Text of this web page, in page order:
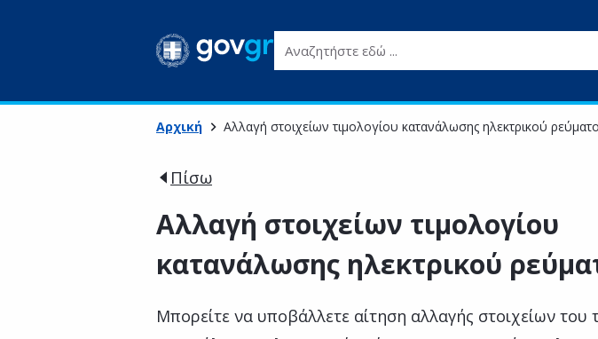
Αναζητήστε εδώ ...
Αρχική Αλλαγή στοιχείων τιμολογίου κατανάλωσης ηλεκτρικού
Πίσω
Αλλαγή στοιχείων τιμολογίου
κατανάλωσης ηλεκτρικού
Μπορείτε να υποβάλλετε αίτηση αλλαγής στοιχείων του